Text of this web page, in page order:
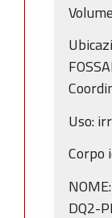
Uso:
Corpo
DQ2-